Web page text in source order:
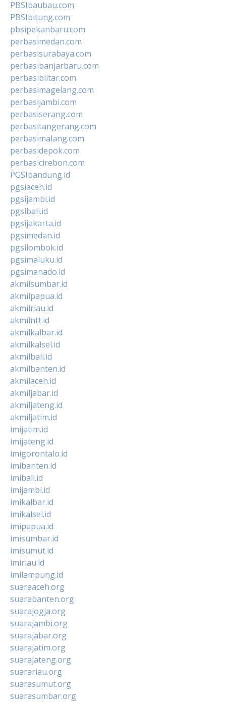
PBSIbaubau.com
PBSIbitung.com
pbsipekanbaru.com
perbasimedan.com
perbasisurabaya.com
perbasibanjarbaru.com
perbasiblitar.com
perbasimagelang.com
perbasijambi.com
perbasiserang.com
perbasitangerang.com
perbasimalang.com
perbasidepok.com
perbasicirebon.com
PGSIbandung.id
pgsiaceh.id
pgsijambi.id
pgsibali.id
pgsijakarta.id
pgsimedan.id
pgsilombok.id
pgsimaluku.id
pgsimanado.id
akmilsumbar.id
akmilpapua.id
akmilriau.id
akmilntt.id
akmilkalbar.id
akmilkalsel.id
akmilbali.id
akmilbanten.id
akmilaceh.id
akmiljabar.id
akmiljateng.id
akmiljatim.id
imijatim.id
imijateng.id
imigorontalo.id
imibanten.id
imibali.id
imijambi.id
imikalbar.id
imikalsel.id
imipapua.id
imisumbar.id
imisumut.id
imiriau.id
imilampung.id
suaraaceh.org
suarabanten.org
suarajogja.org
suarajambi.org
suarajabar.org
suarajatim.org
suarajateng.org
suarariau.org
suarasumut.org
suarasumbar.org